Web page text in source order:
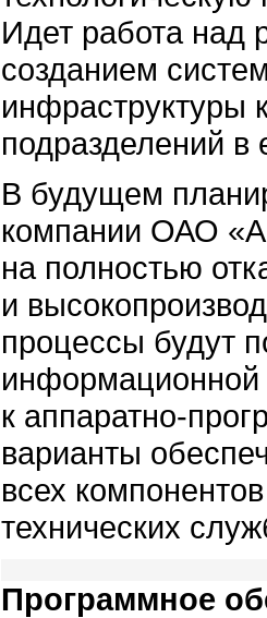
Идет работа над
созданием
инфраструктуры
подразделений в
В будущем
компании ОАО
на полностью
и
процессы будут
информационной
к аппаратно-
варианты
всех
технических
Программное